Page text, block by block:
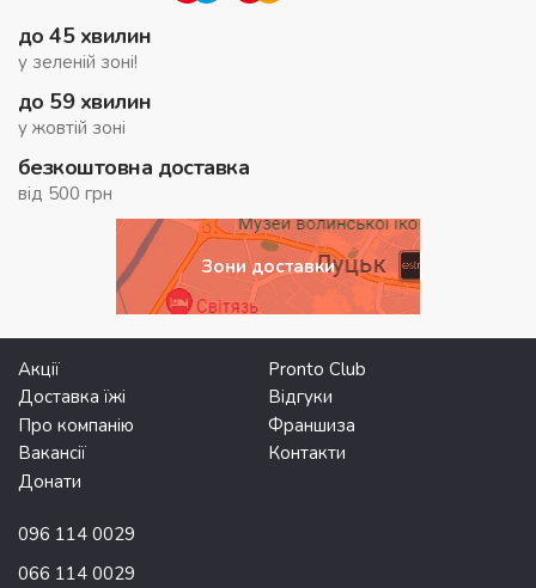
до 45 хвилин
у зеленій зоні!
до 59 хвилин
у жовтій зоні
безкоштовна доставка
від 500 грн
Зони доставки
Акції
Pronto Club
Доставка їжі
Відгуки
Про компанію
Франшиза
Вакансії
Контакти
Донати
096 114 0029
066 114 0029